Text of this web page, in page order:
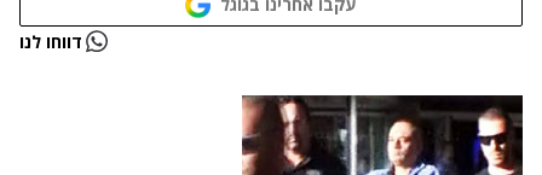
דווחו לנו